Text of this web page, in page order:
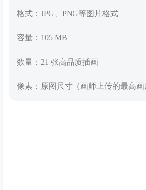
格式：JPG、PNG等图片格式
容量：105 MB
数量：21 张高品质插画
像素：原图尺寸（画师上传的最高画